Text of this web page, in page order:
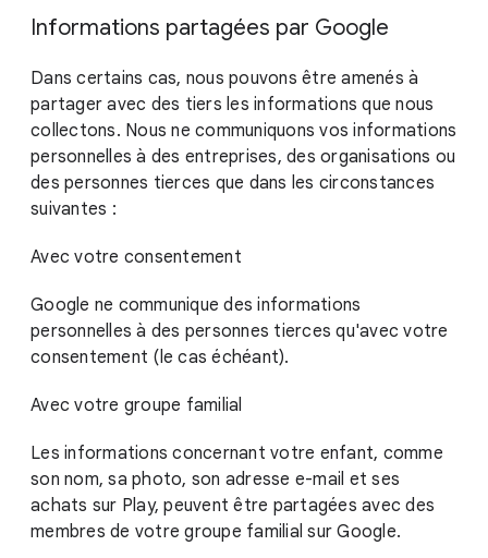
Informations partagées par Google
Dans certains cas, nous pouvons être amenés à
partager avec des tiers les informations que nous
collectons. Nous ne communiquons vos informations
personnelles à des entreprises, des organisations ou
des personnes tierces que dans les circonstances
suivantes :
Avec votre consentement
Google ne communique des informations
personnelles à des personnes tierces qu'avec votre
consentement (le cas échéant).
Avec votre groupe familial
Les informations concernant votre enfant, comme
son nom, sa photo, son adresse e-mail et ses
achats sur Play, peuvent être partagées avec des
membres de votre groupe familial sur Google.